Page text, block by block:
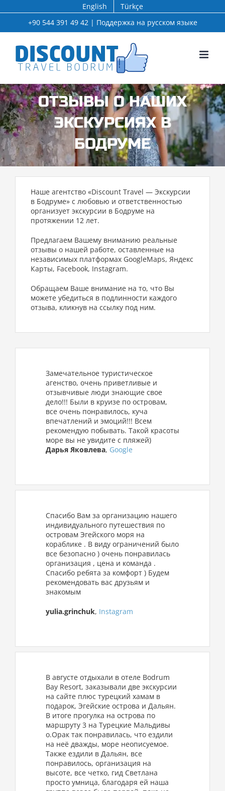
to
English
Türkçe
+90 544 391 49 42 | Поддержка на русском языке
ОТЗЫВЫ О НАШИХ
ЭКСКУРСИЯХ В
БОДРУМЕ
Наше агентство «Discount Travel — Экскурсии
в Бодруме» с любовью и ответственностью
организует экскурсии в Бодруме на
протяжении 12 лет.
Предлагаем Вашему вниманию реальные
отзывы о нашей работе, оставленные на
независимых платформах GoogleMaps, Яндекс
Карты, Facebook, Instagram.
Обращаем Ваше внимание на то, что Вы
можете убедиться в подлинности каждого
отзыва, кликнув на ссылку под ним.
Замечательное туристическое
агенство, очень приветливые и
отзывчивые люди знающие свое
дело!!! Были в круизе по островам,
все очень понравилось, куча
впечатлений и эмоций!!! Всем
рекомендую побывать. Такой красоты
море вы не увидите с пляжей)
Дарья Яковлева, Google
Спасибо Вам за организацию нашего
индивидуального путешествия по
островам Эгейского моря на
кораблике . В виду ограничений было
все безопасно ) очень понравилась
организация , цена и команда .
Спасибо ребята за комфорт ) Будем
рекомендовать вас друзьям и
знакомым
yulia.grinchuk, Instagram
В августе отдыхали в отеле Bodrum
Bay Resort, заказывали две экскурсии
на сайте плюс турецкий хамам в
подарок, Эгейские острова и Дальян.
В итоге прогулка на острова по
маршруту 3 на Турецкие Мальдивы
о.Орак так понравилась, что ездили
на неё дважды, море неописуемое.
Также ездили в Дальян, все
понравилось, организация на
высоте, все четко, гид Светлана
просто умница, благодаря ей наша